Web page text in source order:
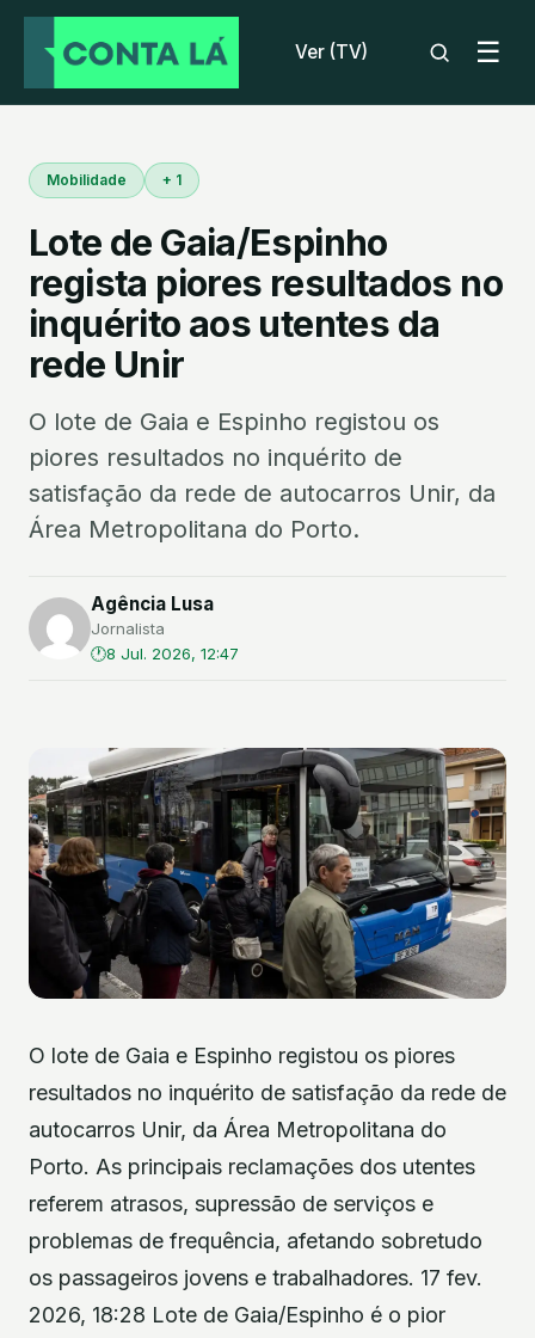
Ver (TV) ☰
Mobilidade + 1
Lote de Gaia/Espinho
regista piores resultados no
inquérito aos utentes da
rede Unir
O lote de Gaia e Espinho registou os
piores resultados no inquérito de
satisfação da rede de autocarros Unir, da
Área Metropolitana do Porto.
Agência Lusa
Jornalista
8 Jul. 2026, 12:47
O lote de Gaia e Espinho registou os piores
resultados no inquérito de satisfação da rede de
autocarros Unir, da Área Metropolitana do
Porto. As principais reclamações dos utentes
referem atrasos, supressão de serviços e
problemas de frequência, afetando sobretudo
os passageiros jovens e trabalhadores. 17 fev.
2026, 18:28 Lote de Gaia/Espinho é o pior